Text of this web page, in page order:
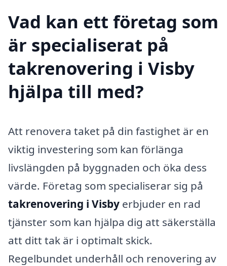
Vad kan ett företag som
är specialiserat på
takrenovering i Visby
hjälpa till med?
Att renovera taket på din fastighet är en
viktig investering som kan förlänga
livslängden på byggnaden och öka dess
värde. Företag som specialiserar sig på
takrenovering i Visby erbjuder en rad
tjänster som kan hjälpa dig att säkerställa
att ditt tak är i optimalt skick.
Regelbundet underhåll och renovering av